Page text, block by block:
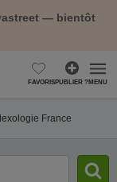
— bientôt
FAVORISPUBLIER ?MENU
France